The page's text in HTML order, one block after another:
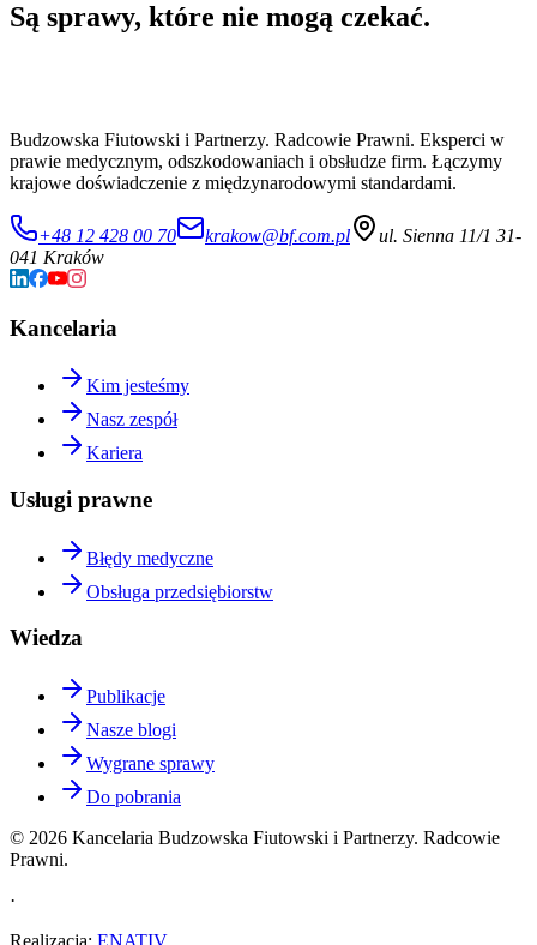
Są sprawy, które nie mogą czekać.
Budzowska Fiutowski i Partnerzy. Radcowie Prawni. Eksperci w
prawie medycznym, odszkodowaniach i obsłudze firm. Łączymy
krajowe doświadczenie z międzynarodowymi standardami.
+48 12 428 00 70 krakow@bf.com.pl
ul. Sienna 11/1 31-
041 Kraków
Kancelaria
Kim jesteśmy
Nasz zespół
Kariera
Usługi prawne
Błędy medyczne
Obsługa przedsiębiorstw
Wiedza
Publikacje
Nasze blogi
Wygrane sprawy
Do pobrania
© 2026 Kancelaria Budzowska Fiutowski i Partnerzy. Radcowie
Prawni.
·